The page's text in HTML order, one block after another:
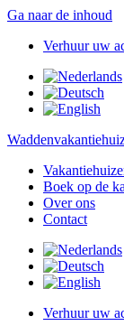
Ga naar de inhoud
Verhuur uw
Boek op de
Over ons
Contact
Verhuur uw